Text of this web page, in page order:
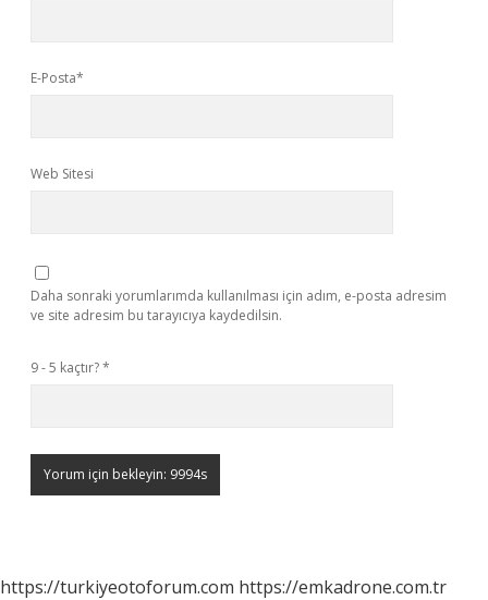
E-Posta*
Web Sitesi
Daha sonraki yorumlarımda kullanılması için adım, e-posta adresim
ve site adresim bu tarayıcıya kaydedilsin.
9 - 5 kaçtır?*
https://turkiyeotoforum.com https://emkadrone.com.tr